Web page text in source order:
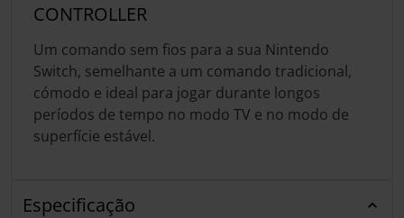
CONTROLLER
Um comando sem fios para a sua Nintendo
Switch, semelhante a um comando tradicional,
cómodo e ideal para jogar durante longos
períodos de tempo no modo TV e no modo de
superfície estável.
Especificação